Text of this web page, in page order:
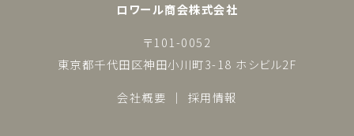
ロワール商会株式会社
〒101-0052
東京都千代田区神田小川町3-18 ホシビル2F
会社概要
採用情報